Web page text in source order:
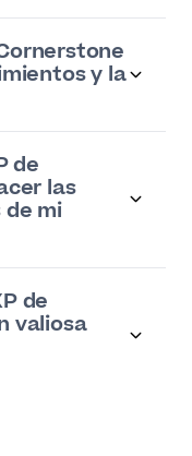
y la
de
las
mi
de
valiosa